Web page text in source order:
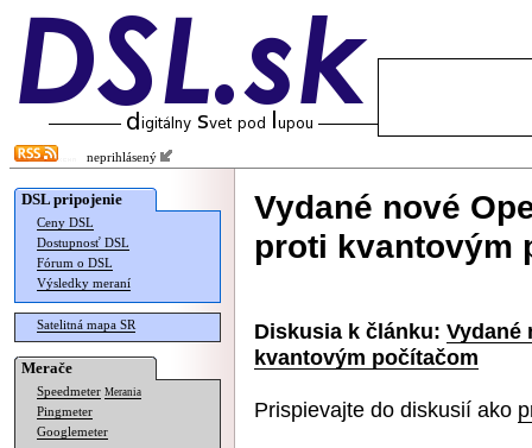
neprihlásený
DSL pripojenie
Ceny DSL
Dostupnosť DSL
Fórum o DSL
Výsledky meraní
Satelitná mapa SR
Merače
Speedmeter Merania
Pingmeter
Googlemeter
Vydané nové
proti kvantovým
Diskusia k článku: Vydané
kvantovým počítačom
Prispievajte do diskusií ako